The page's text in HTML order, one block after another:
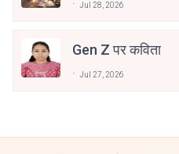
Jul 28, 2026
Gen Z पर कविता
Jul 27, 2026